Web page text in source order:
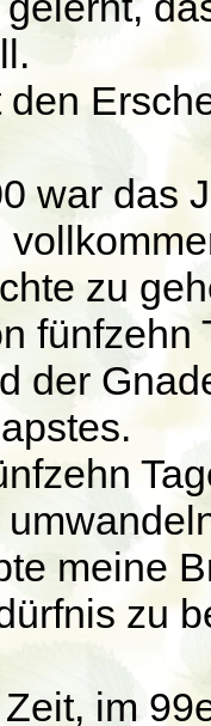
war das
zu
fünfzehn
der
meine
zu
im